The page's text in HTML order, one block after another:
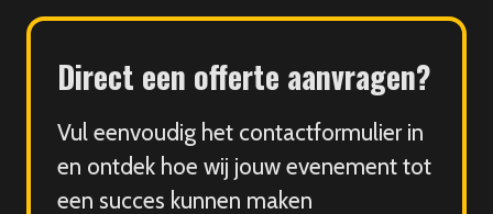
Direct een offerte aanvragen?
Vul eenvoudig het contactformulier in
en ontdek hoe wij jouw evenement tot
een succes kunnen maken